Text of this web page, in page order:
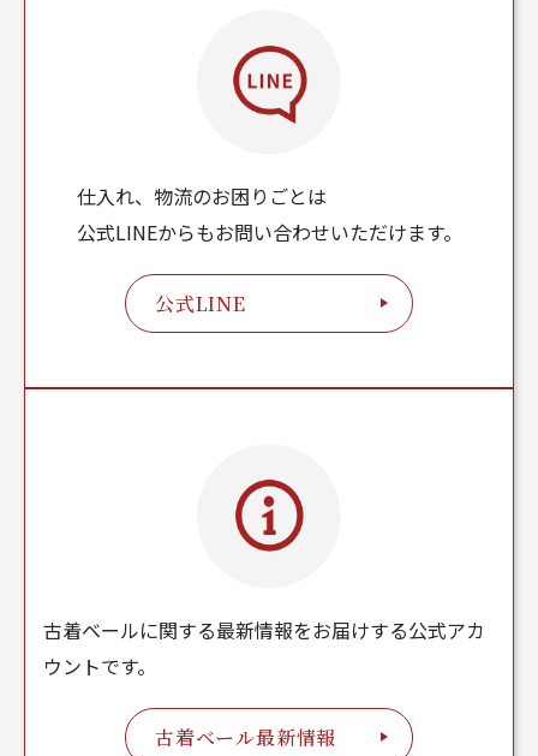
仕入れ、物流のお困りごとは
公式LINEからもお問い合わせいただけます。
公式LINE
古着ベールに関する最新情報をお届けする公式アカ
ウントです。
古着ベール最新情報